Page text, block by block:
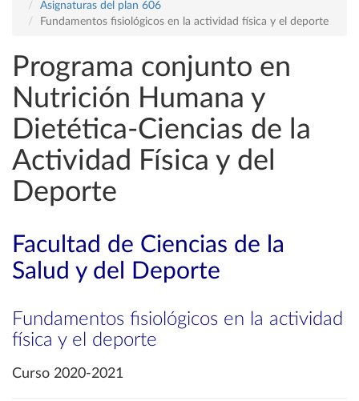
Asignaturas del plan 606
Fundamentos fisiológicos en la actividad física y el deporte
Programa conjunto en
Nutrición Humana y
Dietética-Ciencias de la
Actividad Física y del
Deporte
Facultad de Ciencias de la
Salud y del Deporte
Fundamentos fisiológicos en la actividad
física y el deporte
Curso 2020-2021